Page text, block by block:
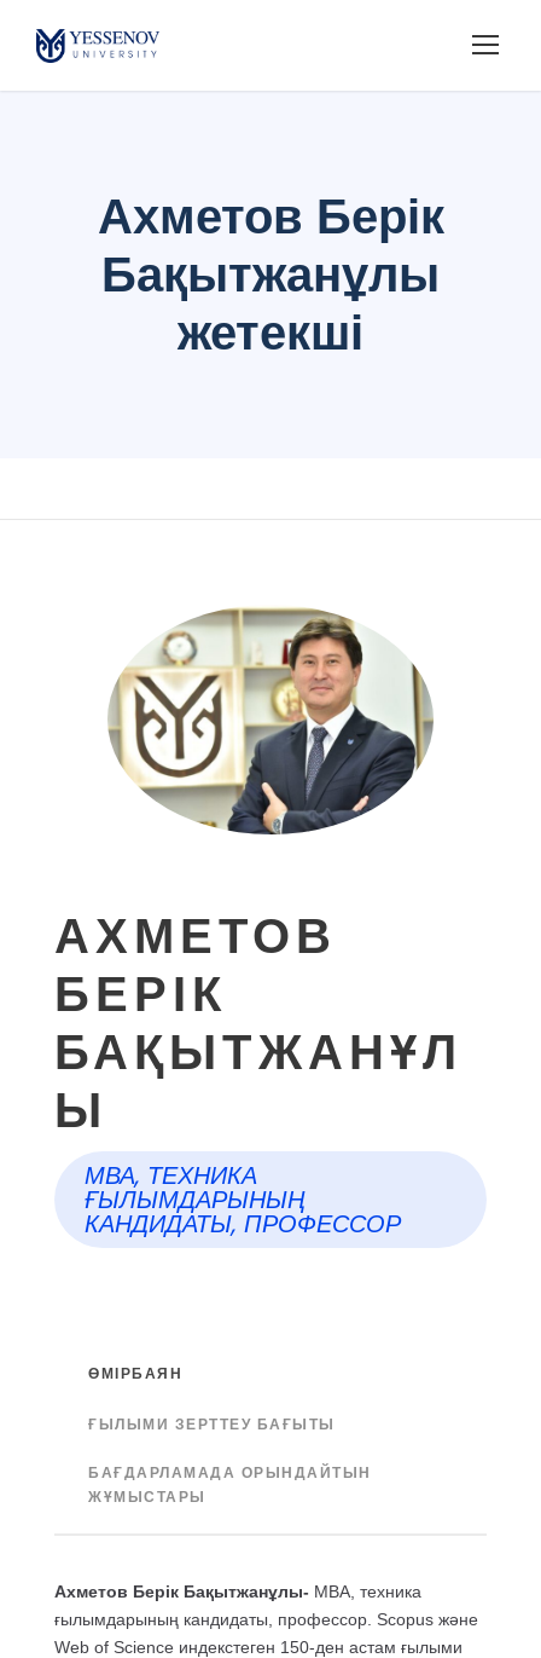
Ахметов Берік
Бақытжанұлы
жетекші
АХМЕТОВ
БЕРІК
БАҚЫТЖАНҰЛ
Ы
МВА, ТЕХНИКА
ҒЫЛЫМДАРЫНЫҢ
КАНДИДАТЫ, ПРОФЕССОР
ӨМІРБАЯН
ҒЫЛЫМИ ЗЕРТТЕУ БАҒЫТЫ
БАҒДАРЛАМАДА ОРЫНДАЙТЫН
ЖҰМЫСТАРЫ
Ахметов Берік Бақытжанұлы- МВА, техника
ғылымдарының кандидаты, профессор. Scopus және
Web of Science индекстеген 150-ден астам ғылыми